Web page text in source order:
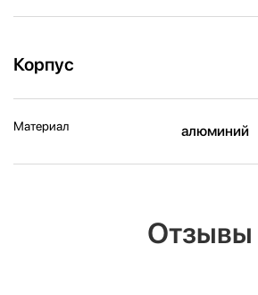
Корпус
Материал алюминий
Отзывы